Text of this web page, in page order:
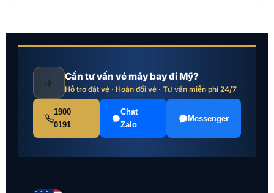
✈ Cần tư vấn vé máy bay đi Mỹ?
Hỗ trợ đặt vé · Hoàn đổi vé · Tư vấn miễn phí 24/7
1900
0191
Chat
Zalo
Messenger